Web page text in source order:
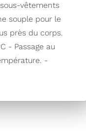
vêtements
souple pour le
près du corps.
- Passage au
-